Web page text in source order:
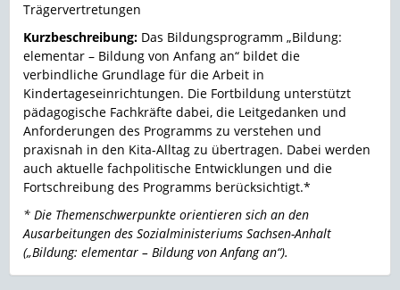
Trägervertretungen
Kurzbeschreibung: Das Bildungsprogramm „Bildung:
elementar – Bildung von Anfang an“ bildet die
verbindliche Grundlage für die Arbeit in
Kindertageseinrichtungen. Die Fortbildung unterstützt
pädagogische Fachkräfte dabei, die Leitgedanken und
Anforderungen des Programms zu verstehen und
praxisnah in den Kita-Alltag zu übertragen. Dabei werden
auch aktuelle fachpolitische Entwicklungen und die
Fortschreibung des Programms berücksichtigt.*
* Die Themenschwerpunkte orientieren sich an den
Ausarbeitungen des Sozialministeriums Sachsen-Anhalt
(„Bildung: elementar – Bildung von Anfang an“).